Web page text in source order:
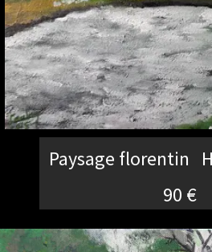
Paysage florentin
90 €